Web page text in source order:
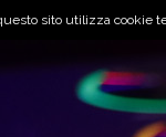
sito utilizza cookie